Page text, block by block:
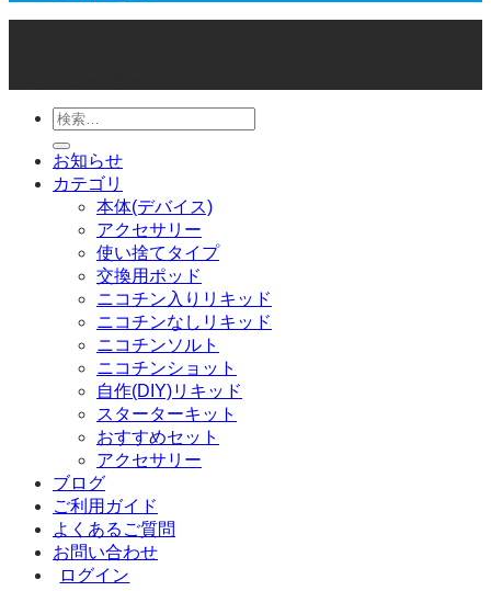
検
索
対
象:
お知らせ
カテゴリ
本体(デバイス)
アクセサリー
使い捨てタイプ
交換用ポッド
ニコチン入りリキッド
ニコチンなしリキッド
ニコチンソルト
ニコチンショット
自作(DIY)リキッド
スターターキット
おすすめセット
アクセサリー
ブログ
ご利用ガイド
よくあるご質問
お問い合わせ
ログイン